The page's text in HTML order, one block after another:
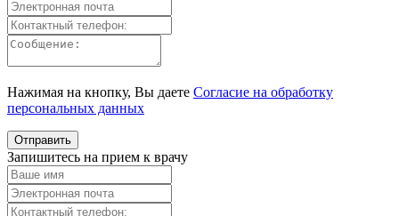
Нажимая на кнопку, Вы даете Согласие на обработку
персональных данных
Запишитесь на прием к врачу